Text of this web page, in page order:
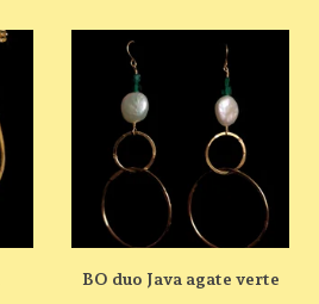
BO duo Java agate verte